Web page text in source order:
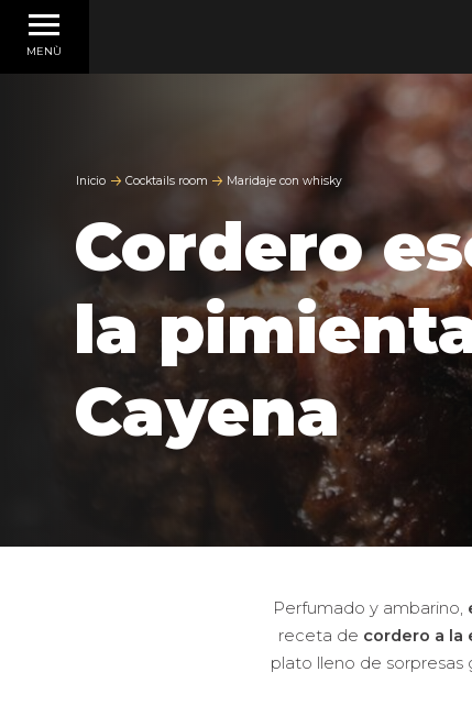
MENÙ
Inicio Cocktails room Maridaje con whisky
Cordero
la
Cayena
Perfumado y ambarino,
receta de cordero a la
plato lleno de sorpresas